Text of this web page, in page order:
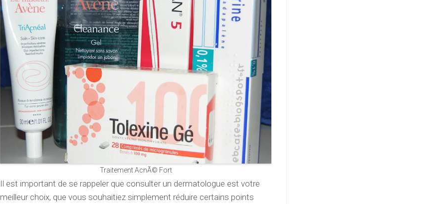
Traitement AcnÃ© Fort
Il est important de se rappeler que consulter un dermatologue est votre
meilleur choix, que vous souhaitiez simplement réduire certains points